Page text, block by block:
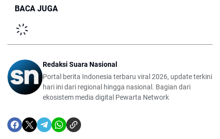
BACA JUGA
Redaksi Suara Nasional
Portal berita Indonesia terbaru viral 2026, update terkini
hari ini dari regional hingga nasional. Bagian dari
ekosistem media digital Pewarta Network